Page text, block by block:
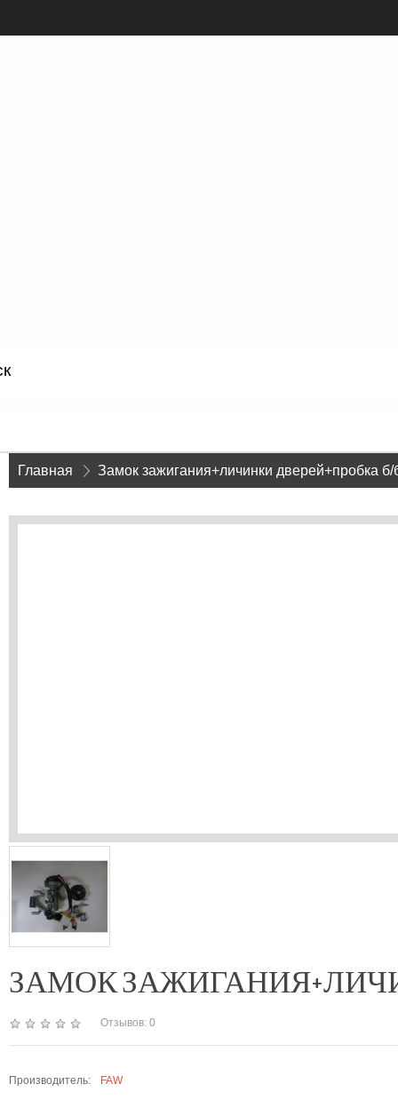
Главная » Замок зажигания+личинки дверей+пробка
ЗАМОК
Отзывов: 0
Производитель: FAW